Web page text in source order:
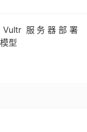
服务器部署
型